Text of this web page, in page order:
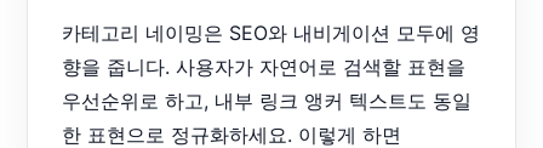
카테고리 네이밍은 SEO와 내비게이션 모두에 영
향을 줍니다. 사용자가 자연어로 검색할 표현을
우선순위로 하고, 내부 링크 앵커 텍스트도 동일
한 표현으로 정규화하세요. 이렇게 하면